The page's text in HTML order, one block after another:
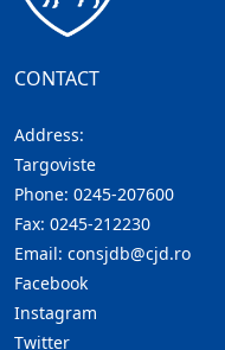
CONTACT
Address:
Targoviste
Phone: 0245-207600
Fax: 0245-212230
Email: consjdb@cjd.ro
Facebook
Instagram
Twitter